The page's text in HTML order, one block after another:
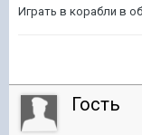
Играть в корабли в
Гость